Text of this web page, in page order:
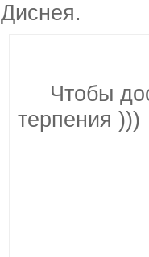
Диснея.
Чтобы
терпения )))